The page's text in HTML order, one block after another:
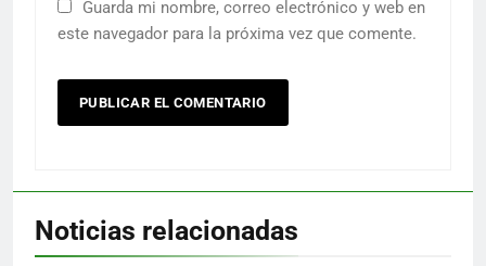
Guarda mi nombre, correo electrónico y web en
este navegador para la próxima vez que comente.
Noticias relacionadas